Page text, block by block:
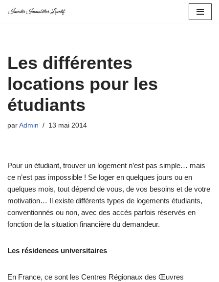
Les différentes
locations pour les
étudiants
par Admin 13 mai 2014
Pour un étudiant, trouver un logement n’est pas simple… mais
ce n’est pas impossible ! Se loger en quelques jours ou en
quelques mois, tout dépend de vous, de vos besoins et de votre
motivation… Il existe différents types de logements étudiants,
conventionnés ou non, avec des accès parfois réservés en
fonction de la situation financière du demandeur.
Les résidences universitaires
En France, ce sont les Centres Régionaux des Œuvres